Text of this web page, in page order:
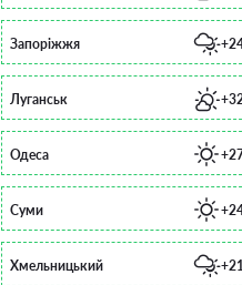
Запоріжжя
Луганськ
Одеса
Суми
Хмельницький